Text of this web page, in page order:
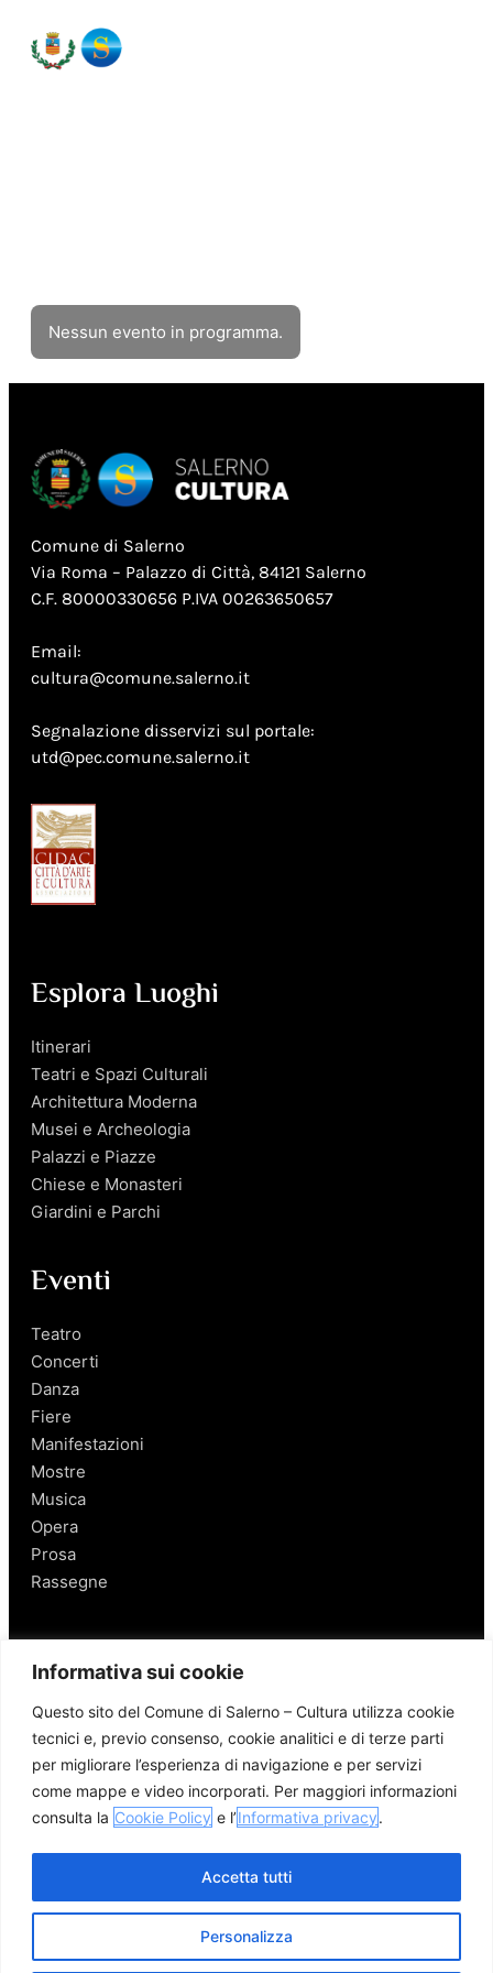
Informativa sui cookie
Questo sito del Comune di Salerno – Cultura utilizza cookie
tecnici e, previo consenso, cookie analitici e di terze parti
per migliorare l’esperienza di navigazione e per servizi
come mappe e video incorporati. Per maggiori informazioni
consulta la Cookie Policy e l’Informativa privacy.
Personalizza
Accetta tutti
Nessun evento in programma.
Comune di Salerno
Via Roma – Palazzo di Città, 84121 Salerno
C.F. 80000330656 P.IVA 00263650657
Email:
cultura@comune.salerno.it
Segnalazione disservizi sul portale:
utd@pec.comune.salerno.it
Esplora Luoghi
Itinerari
Teatri e Spazi Culturali
Architettura Moderna
Musei e Archeologia
Palazzi e Piazze
Chiese e Monasteri
Giardini e Parchi
Eventi
Teatro
Concerti
Danza
Fiere
Manifestazioni
Mostre
Musica
Opera
Prosa
Rassegne
Salerno
Personaggi
Enogastronomia
Mobilità a Salerno
Luoghi nei Dintorni
Link utili